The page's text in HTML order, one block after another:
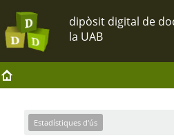
Estadístiques d'ús